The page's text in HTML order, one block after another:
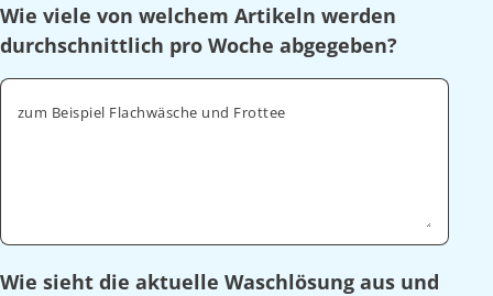
Wie viele von welchem Artikeln werden
durchschnittlich pro Woche abgegeben?
zum Beispiel Flachwäsche und Frottee
Wie sieht die aktuelle Waschlösung aus und